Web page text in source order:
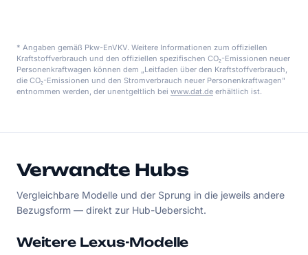
* Angaben gemäß Pkw-EnVKV. Weitere Informationen zum offiziellen
Kraftstoffverbrauch und den offiziellen spezifischen CO₂-Emissionen neuer
Personenkraftwagen können dem „Leitfaden über den Kraftstoffverbrauch,
die CO₂-Emissionen und den Stromverbrauch neuer Personenkraftwagen"
entnommen werden, der unentgeltlich bei www.dat.de erhältlich ist.
Verwandte Hubs
Vergleichbare Modelle und der Sprung in die jeweils andere
Bezugsform — direkt zur Hub-Uebersicht.
Weitere Lexus-Modelle